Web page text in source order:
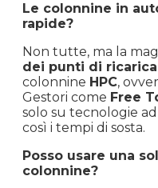
Le colonnine in
rapide?
Non tutte, ma la
dei punti di
colonnine HPC,
Gestori come Free
solo su tecnologie
così i tempi di sosta.
Posso usare una
colonnine?